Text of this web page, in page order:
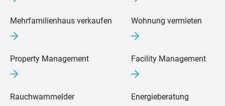
Mehrfamilienhaus verkaufen Wohnung vermieten
Property Management Facility Management
Rauchwarnmelder Energieberatung